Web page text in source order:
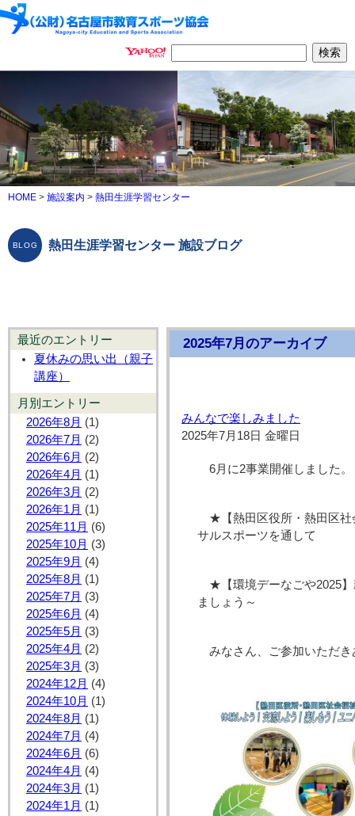
HOME > 施設案内 > 熱田生涯学習センター
熱田生涯学習センター 施設ブログ
最近のエントリー
夏休みの思い出（親子
講座）
月別エントリー
2026年8月 (1)
2026年7月 (2)
2026年6月 (2)
2026年4月 (1)
2026年3月 (2)
2026年1月 (1)
2025年11月 (6)
2025年10月 (3)
2025年9月 (4)
2025年8月 (1)
2025年7月 (3)
2025年6月 (4)
2025年5月 (3)
2025年4月 (2)
2025年3月 (3)
2024年12月 (4)
2024年10月 (1)
2024年8月 (1)
2024年7月 (4)
2024年6月 (6)
2024年4月 (4)
2024年3月 (1)
2024年1月 (1)
2025年7月のアーカイブ
みんなで楽しみました
2025年7月18日 金曜日
6月に2事業開催しました。
★【熱田区役所・熱田区社
サルスポーツを通して
★【環境デーなごや2025
ましょう～
みなさん、ご参加いただ